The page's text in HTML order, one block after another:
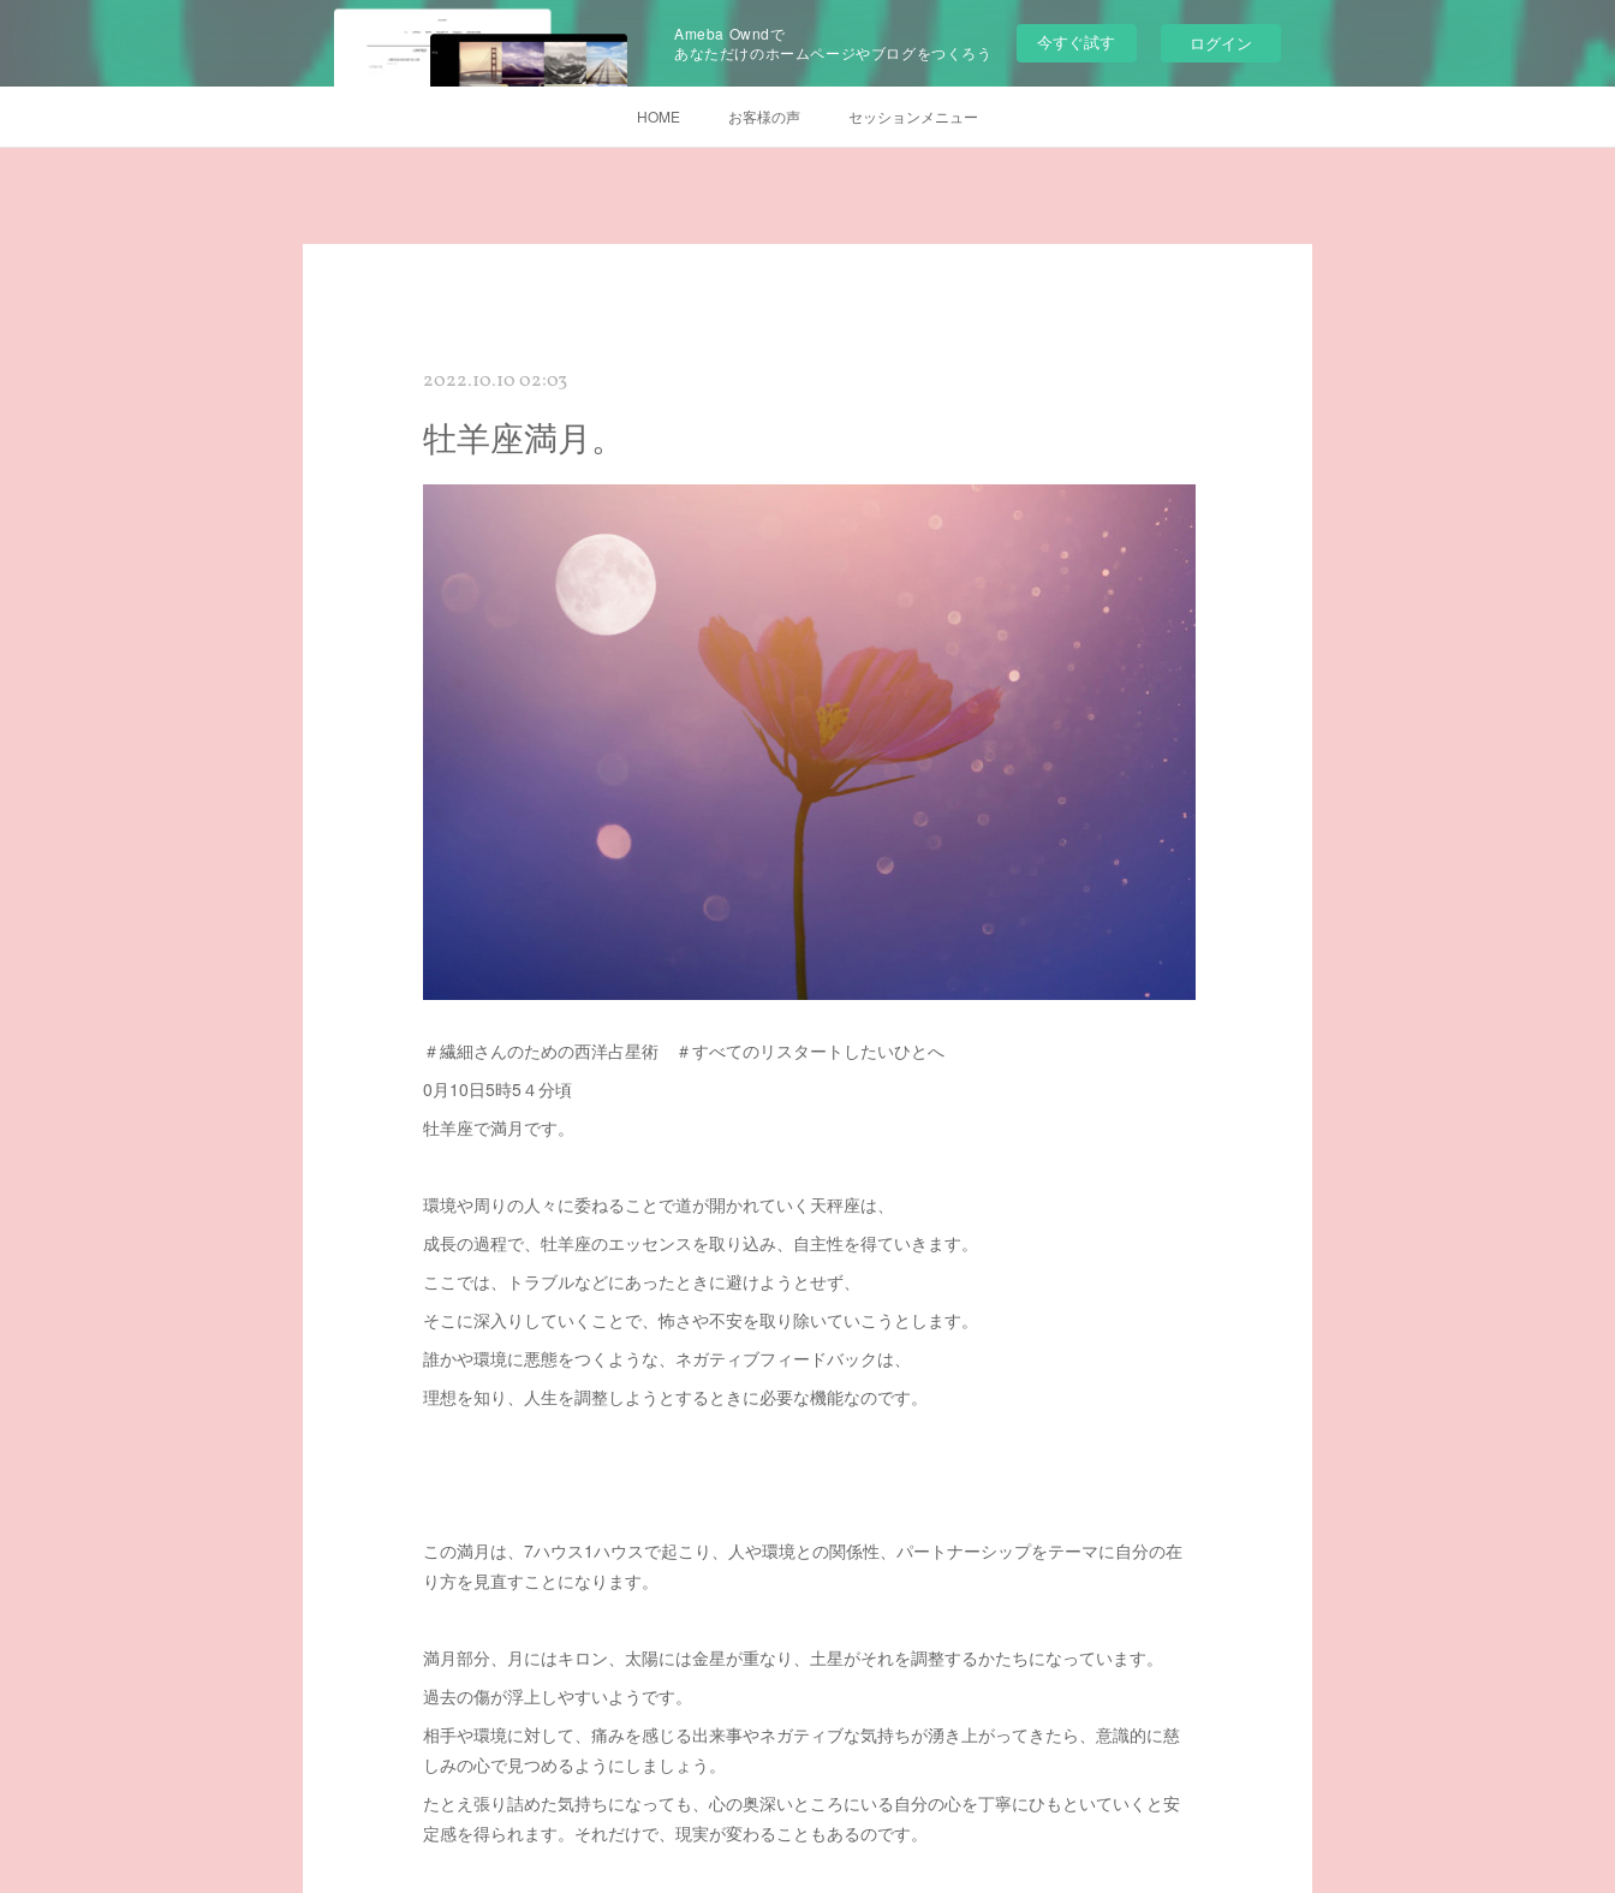
Ameba Owndで
あなただけのホームページやブログをつくろう
今すぐ試す ログイン
HOME お客様の声 セッションメニュー
2022.10.10 02:03
牡羊座満月。
＃繊細さんのための西洋占星術 ＃すべてのリスタートしたいひとへ
0月10日5時5４分頃
牡羊座で満月です。
環境や周りの人々に委ねることで道が開かれていく天秤座は、
成長の過程で、牡羊座のエッセンスを取り込み、自主性を得ていきます。
ここでは、トラブルなどにあったときに避けようとせず、
そこに深入りしていくことで、怖さや不安を取り除いていこうとします。
誰かや環境に悪態をつくような、ネガティブフィードバックは、
理想を知り、人生を調整しようとするときに必要な機能なのです。
この満月は、7ハウス1ハウスで起こり、人や環境との関係性、パートナーシップをテーマに自分の在
り方を見直すことになります。
満月部分、月にはキロン、太陽には金星が重なり、土星がそれを調整するかたちになっています。
過去の傷が浮上しやすいようです。
相手や環境に対して、痛みを感じる出来事やネガティブな気持ちが湧き上がってきたら、意識的に慈
しみの心で見つめるようにしましょう。
たとえ張り詰めた気持ちになっても、心の奥深いところにいる自分の心を丁寧にひもといていくと安
定感を得られます。それだけで、現実が変わることもあるのです。